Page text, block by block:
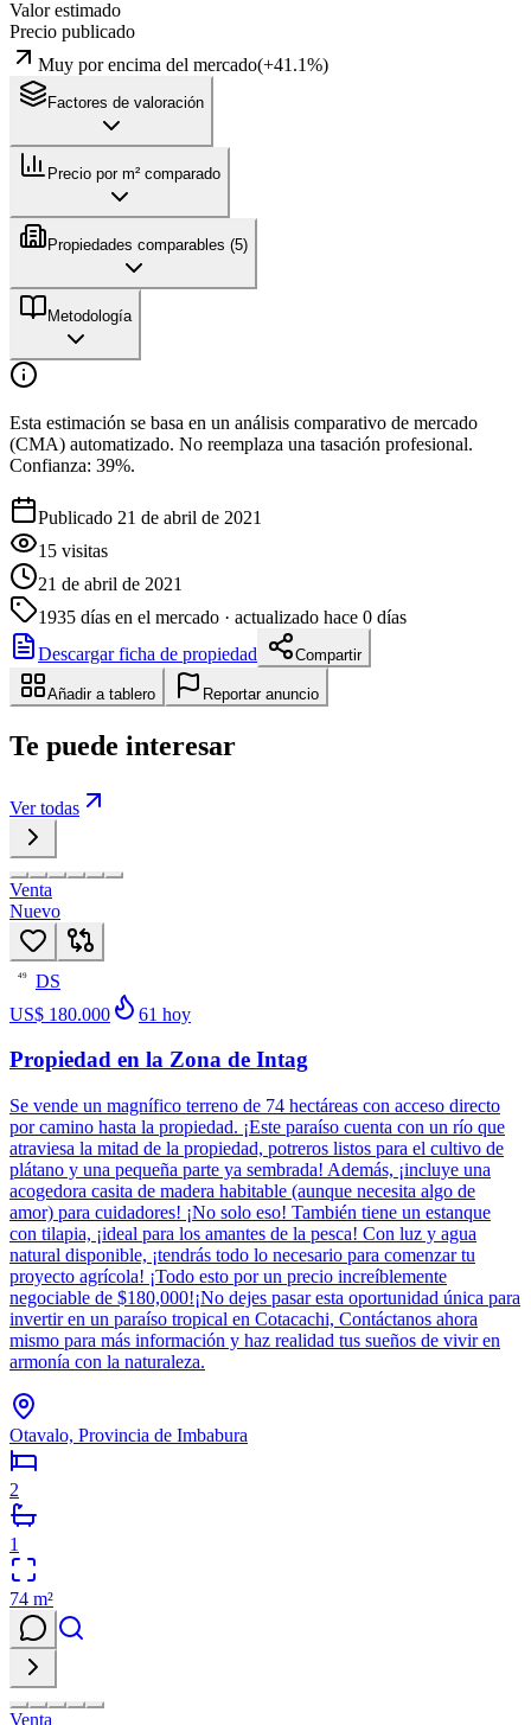
Valor estimado
Precio publicado
Muy por encima del mercado(+41.1%)
Factores de valoración
Precio por m² comparado
Propiedades comparables (5)
Metodología
Esta estimación se basa en un análisis comparativo de mercado
(CMA) automatizado. No reemplaza una tasación profesional.
Confianza: 39%.
Publicado 21 de abril de 2021
15 visitas
21 de abril de 2021
1935 días en el mercado · actualizado hace 0 días
Descargar ficha de propiedad
Compartir
Añadir a tablero Reportar anuncio
Te puede interesar
Ver todas
Venta
Nuevo
49
DS
US$ 180.000
61 hoy
Propiedad en la Zona de Intag
Se vende un magnífico terreno de 74 hectáreas con acceso directo
por camino hasta la propiedad. ¡Este paraíso cuenta con un río que
atraviesa la mitad de la propiedad, potreros listos para el cultivo de
plátano y una pequeña parte ya sembrada! Además, ¡incluye una
acogedora casita de madera habitable (aunque necesita algo de
amor) para cuidadores! ¡No solo eso! También tiene un estanque
con tilapia, ¡ideal para los amantes de la pesca! Con luz y agua
natural disponible, ¡tendrás todo lo necesario para comenzar tu
proyecto agrícola! ¡Todo esto por un precio increíblemente
negociable de $180,000!¡No dejes pasar esta oportunidad única para
invertir en un paraíso tropical en Cotacachi, Contáctanos ahora
mismo para más información y haz realidad tus sueños de vivir en
armonía con la naturaleza.
Otavalo, Provincia de Imbabura
2
1
74 m²
Venta